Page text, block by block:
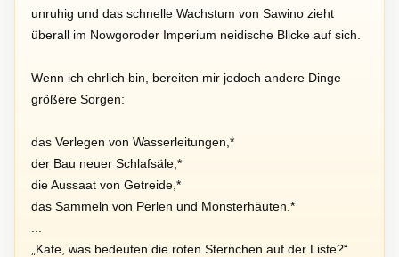
unruhig und das schnelle Wachstum von Sawino zieht
überall im Nowgoroder Imperium neidische Blicke auf sich.
Wenn ich ehrlich bin, bereiten mir jedoch andere Dinge
größere Sorgen:
das Verlegen von Wasserleitungen,*
der Bau neuer Schlafsäle,*
die Aussaat von Getreide,*
das Sammeln von Perlen und Monsterhäuten.*
„Kate, was bedeuten die roten Sternchen auf der Liste?“